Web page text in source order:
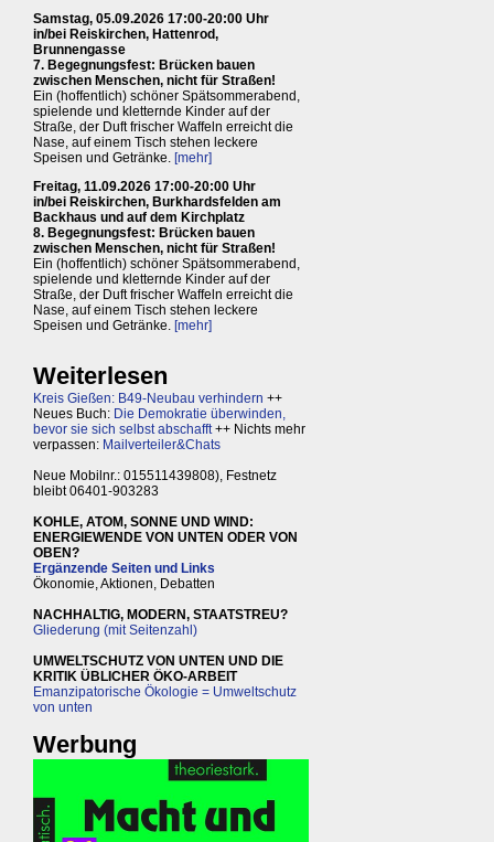
Samstag, 05.09.2026 17:00-20:00 Uhr
in/bei Reiskirchen, Hattenrod,
Brunnengasse
7. Begegnungsfest: Brücken bauen
zwischen Menschen, nicht für Straßen!
Ein (hoffentlich) schöner Spätsommerabend,
spielende und kletternde Kinder auf der
Straße, der Duft frischer Waffeln erreicht die
Nase, auf einem Tisch stehen leckere
Speisen und Getränke. [mehr]
Freitag, 11.09.2026 17:00-20:00 Uhr
in/bei Reiskirchen, Burkhardsfelden am
Backhaus und auf dem Kirchplatz
8. Begegnungsfest: Brücken bauen
zwischen Menschen, nicht für Straßen!
Ein (hoffentlich) schöner Spätsommerabend,
spielende und kletternde Kinder auf der
Straße, der Duft frischer Waffeln erreicht die
Nase, auf einem Tisch stehen leckere
Speisen und Getränke. [mehr]
Weiterlesen
Kreis Gießen: B49-Neubau verhindern ++
Neues Buch: Die Demokratie überwinden,
bevor sie sich selbst abschafft++ Nichts mehr
verpassen: Mailverteiler&Chats
Neue Mobilnr.: 015511439808), Festnetz
bleibt 06401-903283
KOHLE, ATOM, SONNE UND WIND:
ENERGIEWENDE VON UNTEN ODER VON
OBEN?
Ergänzende Seiten und Links
Ökonomie, Aktionen, Debatten
NACHHALTIG, MODERN, STAATSTREU?
Gliederung (mit Seitenzahl)
UMWELTSCHUTZ VON UNTEN UND DIE
KRITIK ÜBLICHER ÖKO-ARBEIT
Emanzipatorische Ökologie = Umweltschutz
von unten
Werbung